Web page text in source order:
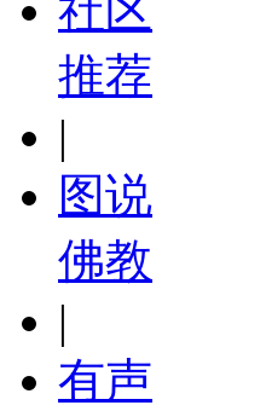
推荐
|
图说
佛教
|
有声